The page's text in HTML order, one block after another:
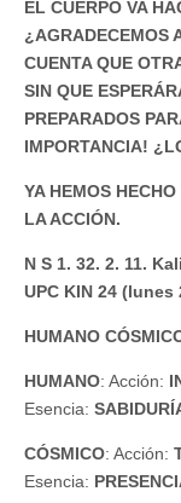
EL CUERPO VA
¿AGRADECEMOS
CUENTA QUE
SIN QUE
PREPARADOS
IMPORTANCIA!
YA HEMOS
LA ACCIÓN.
N S 1. 32. 2. 11.
UPC KIN 24 (lunes
HUMANO
HUMANO: Acción:
Esencia:
CÓSMICO: Acción:
Esencia: